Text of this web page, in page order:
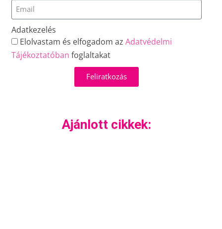
Adatkezelés
Elolvastam és elfogadom azAdatvédelmi
Tájékoztatóban foglaltakat
Feliratkozás
Ajánlott cikkek: